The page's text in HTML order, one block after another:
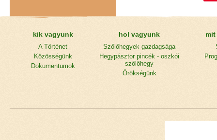
kik vagyunk
A Történet
Közösségünk
Dokumentumok
hol vagyunk
Szőlőhegyek gazdagsága
Hegypásztor pincék - oszkói
szőlőhegy
Örökségünk